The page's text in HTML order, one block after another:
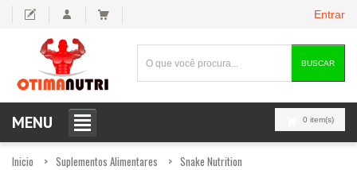
Entrar
BUSCAR
0 item(s)
MENU
Inicio Suplementos Alimentares Snake Nutrition